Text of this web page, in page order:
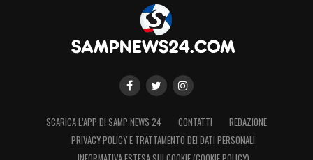
SCARICA L’APP DI SAMP NEWS 24 CONTATTI
REDAZIONE
PRIVACY POLICY E TRATTAMENTO DEI DATI PERSONALI